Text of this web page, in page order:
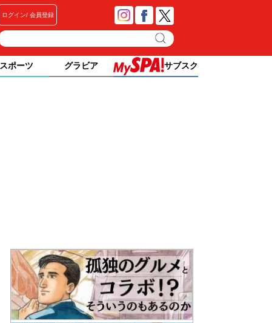
ログイン 会員登録
スポーツ グラビア サブスク